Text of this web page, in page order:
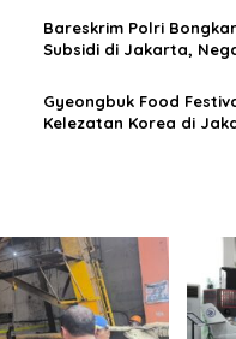
Bareskrim Polri
Subsidi di Jakarta,
Gyeongbuk Food
Kelezatan Korea di